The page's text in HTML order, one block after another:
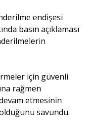
endişesi
basın açıklaması
için güvenli
rağmen
etmesinin
savundu.